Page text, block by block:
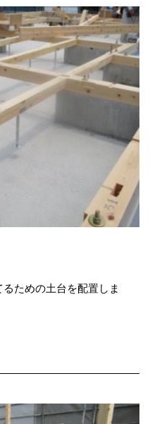
ための土台を配置しま